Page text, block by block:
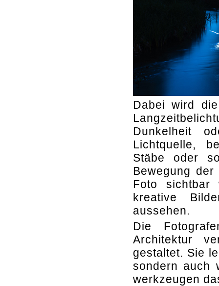
Dabei wird
Dunkelheit
Lichtquelle,
Stäbe oder
Bewegung
Foto sichtbar
kreative
aussehen.
Die
Architektur
gestaltet. Sie
sondern auch
werkzeugen